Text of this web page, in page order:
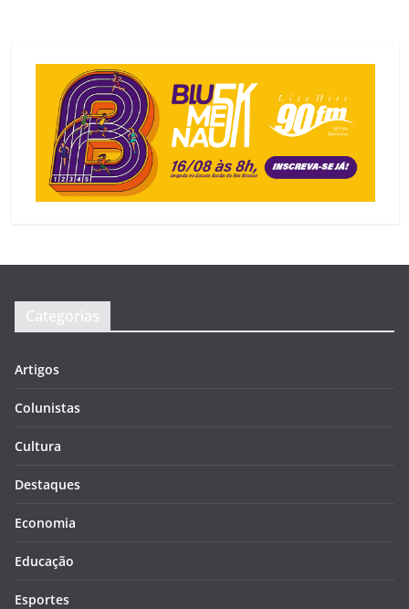
Categorias
Artigos
Colunistas
Cultura
Destaques
Economia
Educação
Esportes